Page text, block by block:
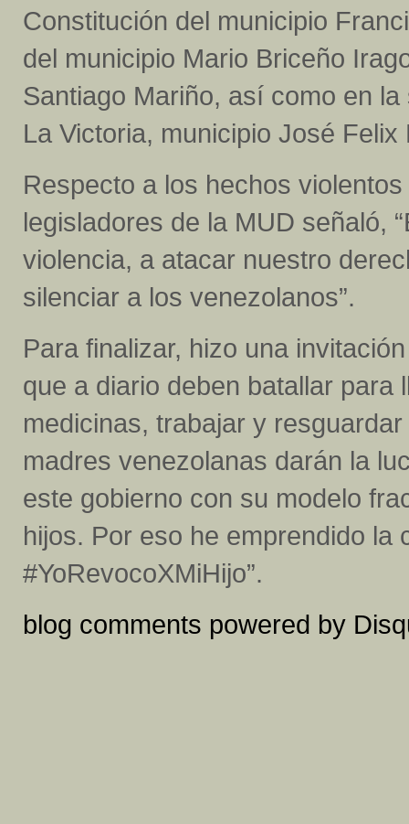
Constitución del municipio
del municipio Mario Briceño
Santiago Mariño, así como en
La Victoria, municipio José Felix
Respecto a los hechos
legisladores de la MUD señaló,
violencia, a atacar nuestro
silenciar a los venezolanos”.
Para finalizar, hizo una
que a diario deben batallar para
medicinas, trabajar y
madres venezolanas darán la
este gobierno con su modelo
hijos. Por eso he emprendido la
#YoRevocoXMiHijo”.
blog comments powered by